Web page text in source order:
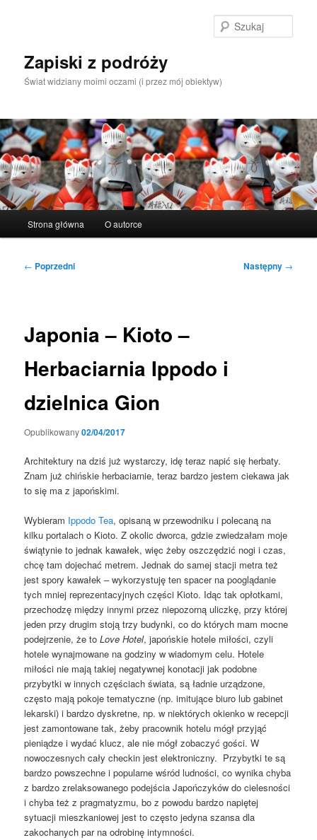
Zapiski z podróży
Świat widziany moimi oczami (i przez mój obiektyw)
Strona główna O autorce
Nawigacja
← Poprzedni Następny →
Japonia – Kioto –
Herbaciarnia Ippodo i
dzielnica Gion
Opublikowany02/04/2017
Architektury na dziś już wystarczy, idę teraz napić się herbaty.
Znam już chińskie herbaciarnie, teraz bardzo jestem ciekawa jak
to się ma z japońskimi.
Wybieram Ippodo Tea, opisaną w przewodniku i polecaną na
kilku portalach o Kioto. Z okolic dworca, gdzie zwiedzałam moje
świątynie to jednak kawałek, więc żeby oszczędzić nogi i czas,
chcę tam dojechać metrem. Jednak do samej stacji metra też
jest spory kawałek – wykorzystuję ten spacer na pooglądanie
tych mniej reprezentacyjnych części Kioto. Idąc tak opłotkami,
przechodzę między innymi przez niepozorną uliczkę, przy której
jeden przy drugim stoją trzy budynki, co do których mam mocne
podejrzenie, że toLove Hotel, japońskie hotele miłości, czyli
hotele wynajmowane na godziny w wiadomym celu. Hotele
miłości nie mają takiej negatywnej konotacji jak podobne
przybytki w innych częściach świata, są ładnie urządzone,
często mają pokoje tematyczne (np. imitujące biuro lub gabinet
lekarski) i bardzo dyskretne, np. w niektórych okienko w recepcji
jest zamontowane tak, żeby pracownik hotelu mógł przyjąć
pieniądze i wydać klucz, ale nie mógł zobaczyć gości. W
nowoczesnych cały checkin jest elektroniczny. Przybytki te są
bardzo powszechne i popularne wśród ludności, co wynika chyba
z bardzo zrelaksowanego podejścia Japończyków do cielesności
i chyba też z pragmatyzmu, bo z powodu bardzo napiętej
sytuacji mieszkaniowej jest to często jedyna szansa dla
zakochanych par na odrobinę intymności.